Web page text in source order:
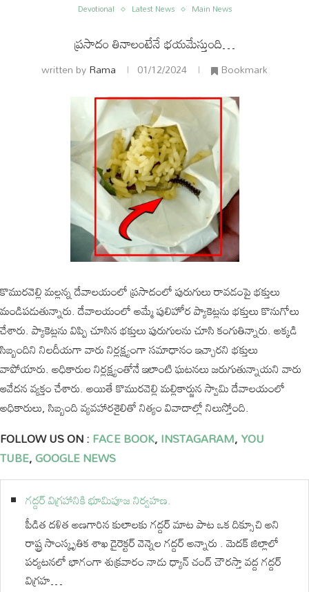
Devotional Latest News Main News
ప్రసాదం తినాలంటేనే భయమేస్తుంది…
written byRama 01/12/2024 Bookmark
కొమురవెల్లి మల్లన్న దేవాలయంలో ప్రసాదంలో పురుగులు రావడంపై భక్తులు
మండిపడుతున్నారు. దేవాలయంలో అమ్మే పులిహోర ప్యాకెట్లను భక్తులు కొనుగోలు
చేశారు. ప్యాకెట్లను విప్పి చూసిన భక్తులు పురుగులను చూసి కంగుతిన్నారు. అక్కడి
సిబ్బందిని నిలదీయగా వారు నిర్లక్ష్యంగా సమాధానం ఇచ్చారని భక్తులు
వాపోయారు. అధికారుల నిర్లక్ష్యంతోనే ఇలాంటి ఘటనలు జరుగుతున్నాయని వారు
ఆవేదన వ్యక్తం చేశారు. అయితే కొమురవెల్లి మల్లికార్జున స్వామి దేవాలయంలో
అధికారులు, సిబ్బంది వ్యవహారశైలితో నిత్యం వివాదాల్లో నిలుస్తోంది.
FOLLOW US ON :FACE BOOK,INSTAGARAM,YOU
TUBE,GOOGLE NEWS
గద్దర్ విగ్రహానికి భూమిపూజ నిర్వహణ.
పీడిత దళిత అణగారిన కులాలకు గద్దర్ మాట పాట ఒక దిక్సూచి అని
రాష్ట్ర సాంస్కృతిక శాఖ డైరెక్టర్ వెన్నెల గద్దర్ అన్నారు . మెదక్ జిల్లాలో
పర్యటనలో భాగంగా శుక్రవారం నాడు ధ్యాన్ చంద్ చౌరస్తా వద్ద గద్దర్
విగ్రహ…
అంతర్జాతీయం